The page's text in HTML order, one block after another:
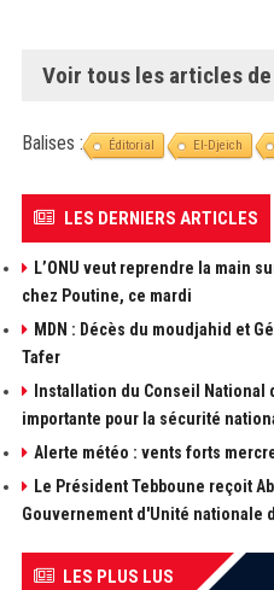
Voir tous les articles
Balises : Éditorial El-Djeich
LES DERNIERS ARTICLES
L’ONU veut reprendre la main
chez Poutine, ce mardi
MDN : Décès du moudjahid et
Tafer
Installation du Conseil
importante pour la sécurité
Alerte météo : vents forts
Le Président Tebboune reçoit
Gouvernement d'Unité nationale
LES PLUS LUS